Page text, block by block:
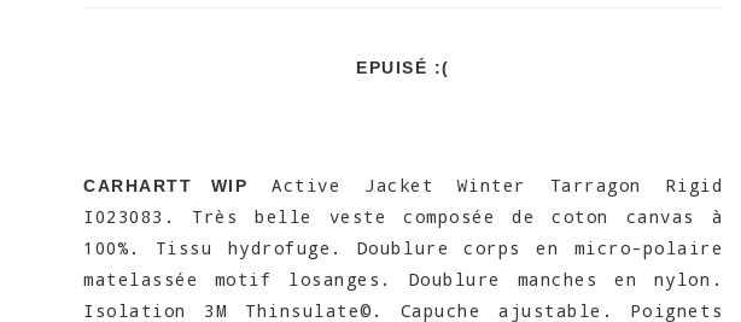
EPUISÉ :(
CARHARTT WIP
Active Jacket Winter Tarragon Rigid
I023083. Très belle veste composée de coton canvas à
100%. Tissu hydrofuge. Doublure corps en micro-polaire
matelassée motif losanges. Doublure manches en nylon.
Isolation 3M Thinsulate©. Capuche ajustable. Poignets